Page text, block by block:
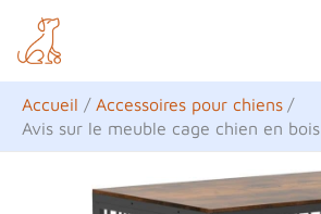
contenu
Accueil
Accessoires pour chiens
Avis sur le meuble cage chien en bois
e
c
h
e